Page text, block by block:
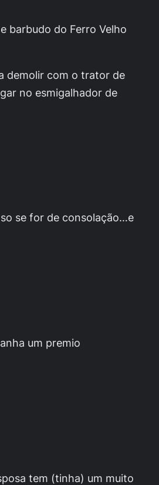
barbudo do Ferro Velho
demolir com o trator de
no esmigalhador de
se for de consolação…e
um premio
tem (tinha) um muito